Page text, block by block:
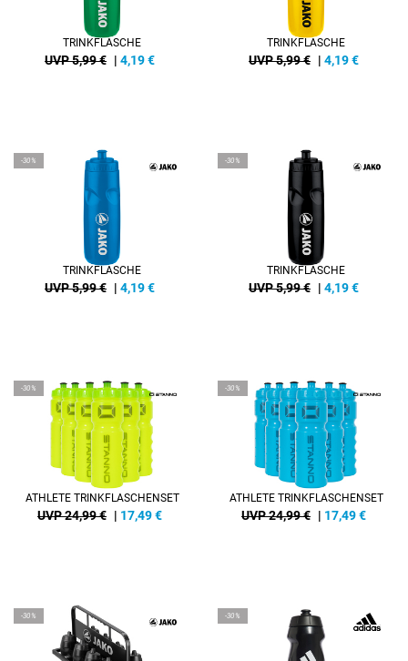
TRINKFLASCHE
UVP 5,99 € | 4,19€
TRINKFLASCHE
UVP 5,99 € | 4,19€
-30%
TRINKFLASCHE
UVP 5,99 € | 4,19€
-30%
TRINKFLASCHE
UVP 5,99 € | 4,19€
-30%
ATHLETE TRINKFLASCHENSET
UVP 24,99 € | 17,49€
-30%
ATHLETE TRINKFLASCHENSET
UVP 24,99 € | 17,49€
-30% -30%